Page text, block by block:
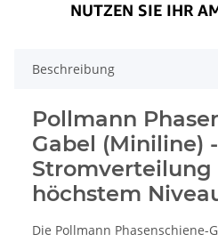
Beschreibung
Pollmann
Gabel (Miniline)
Stromverteilung
höchstem
Die Pollmann Phasenschiene-